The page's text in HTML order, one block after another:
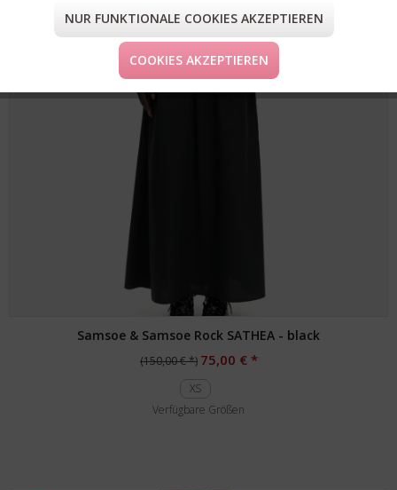
Samsoe & Samsoe Rock SATHEA - black
(150,00 € *) 75,00 € *
XS
Verfügbare Größen
NUR FUNKTIONALE COOKIES AKZEPTIEREN
COOKIES AKZEPTIEREN